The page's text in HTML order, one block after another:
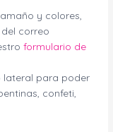
y colores,
correo
formulario de
lateral para poder
confeti,